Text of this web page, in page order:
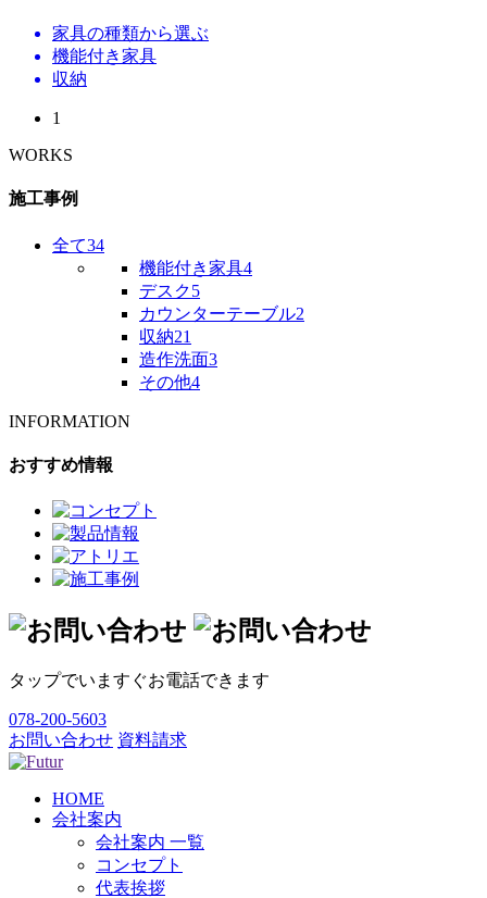
家具の種類から選ぶ
機能付き家具
収納
1
WORKS
施工事例
全て34
機能付き家具4
デスク5
カウンターテーブル2
収納21
造作洗面3
その他4
INFORMATION
おすすめ情報
タップでいますぐお電話できます
078-200-5603
お問い合わせ 資料請求
HOME
会社案内
会社案内 一覧
コンセプト
代表挨拶